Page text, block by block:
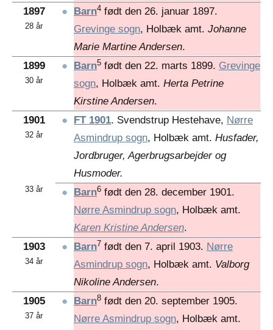
1897
28 år
● Barn4 født den 26. januar 1897.
Grevinge sogn, Holbæk amt. Johanne
Marie Martine Andersen.
1899
30 år
● Barn5 født den 22. marts 1899. Grevinge
sogn, Holbæk amt. Herta Petrine
Kirstine Andersen.
1901
32 år
● FT 1901. Svendstrup Hestehave, Nørre
Asmindrup sogn, Holbæk amt. Husfader,
Jordbruger, Agerbrugsarbejder og
Husmoder.
33 år ● Barn6 født den 28. december 1901.
Nørre Asmindrup sogn, Holbæk amt.
Karen Kristine Andersen.
1903
34 år
● Barn7 født den 7. april 1903. Nørre
Asmindrup sogn, Holbæk amt. Valborg
Nikoline Andersen.
1905
37 år
● Barn8 født den 20. september 1905.
Nørre Asmindrup sogn, Holbæk amt.